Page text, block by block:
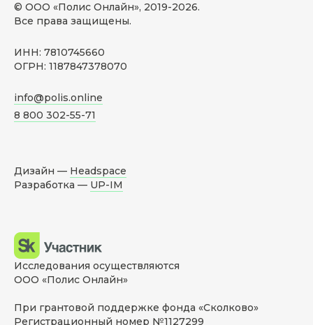
© ООО «Полис Онлайн», 2019-2026.
Все права защищены.
ИНН: 7810745660
ОГРН: 1187847378070
info@polis.online
8 800 302-55-71
Дизайн — Headspace
Разработка — UP-IM
Исследования осуществляются
ООО «Полис Онлайн»
При грантовой поддержке фонда «Сколково»
Регистрационный номер №1127299